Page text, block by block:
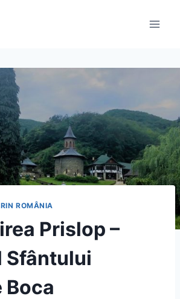
ROMÂNIA
Prislop –
Sfântului
Boca